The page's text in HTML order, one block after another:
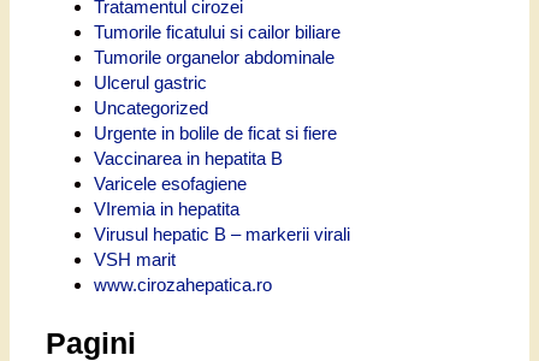
Tratamentul cirozei
Tumorile ficatului si cailor biliare
Tumorile organelor abdominale
Ulcerul gastric
Uncategorized
Urgente in bolile de ficat si fiere
Vaccinarea in hepatita B
Varicele esofagiene
VIremia in hepatita
Virusul hepatic B – markerii virali
VSH marit
www.cirozahepatica.ro
Pagini